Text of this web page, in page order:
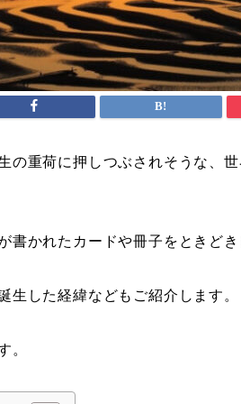
の重荷に押しつぶされそうな、
書かれたカードや冊子をときどき
生した経緯などもご紹介します。
。